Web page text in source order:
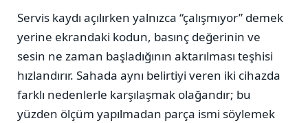
Servis kaydı açılırken yalnızca “çalışmıyor” demek
yerine ekrandaki kodun, basınç değerinin ve
sesin ne zaman başladığının aktarılması teşhisi
hızlandırır. Sahada aynı belirtiyi veren iki cihazda
farklı nedenlerle karşılaşmak olağandır; bu
yüzden ölçüm yapılmadan parça ismi söylemek